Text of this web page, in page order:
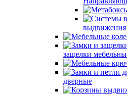
выдвижения
защелки
дверные